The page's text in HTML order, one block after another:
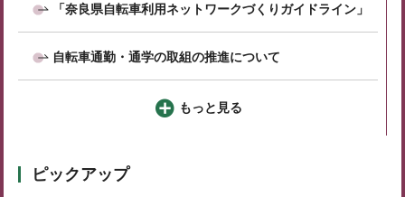
「奈良県自転車利用ネットワークづくりガイドライン」
自転車通勤・通学の取組の推進について
もっと見る
ピックアップ